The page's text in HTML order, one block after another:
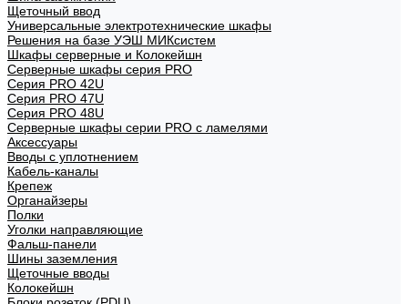
Щеточный ввод
Универсальные электротехнические шкафы
Решения на базе УЭШ МИКсистем
Шкафы серверные и Колокейшн
Серверные шкафы серия PRO
Серия PRO 42U
Серия PRO 47U
Серия PRO 48U
Серверные шкафы серии PRO с ламелями
Аксессуары
Вводы с уплотнением
Кабель-каналы
Крепеж
Органайзеры
Полки
Уголки направляющие
Фальш-панели
Шины заземления
Щеточные вводы
Колокейшн